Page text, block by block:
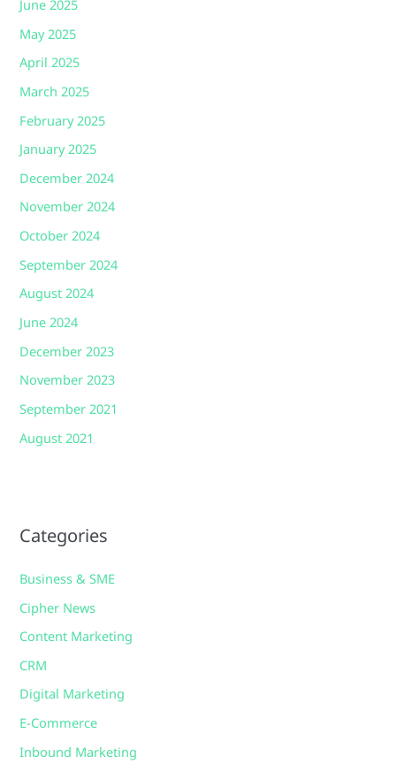
June 2025
May 2025
April 2025
March 2025
February 2025
January 2025
December 2024
November 2024
October 2024
September 2024
August 2024
June 2024
December 2023
November 2023
September 2021
August 2021
Categories
Business & SME
Cipher News
Content Marketing
CRM
Digital Marketing
E-Commerce
Inbound Marketing